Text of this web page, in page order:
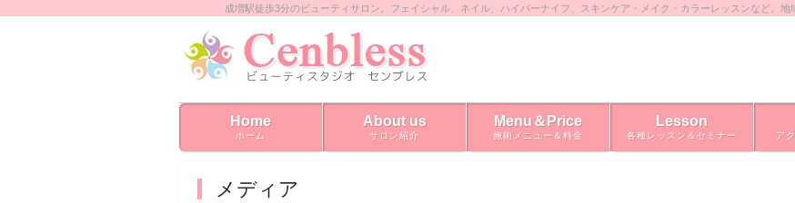
成増駅徒歩3分のビューティサロン。フェイシャル、ネイル、ハイパーナイフ、スキンケア・メイク・カラーレッスンなど。地
Home
ホーム
About us
サロン紹介
Menu＆Price
施術メニュー＆料金
Lesson
各種レッスン＆セミナー ア
メディア